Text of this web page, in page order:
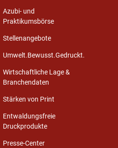
Azubi- und
Praktikumsbörse
Stellenangebote
Umwelt.Bewusst.Gedruckt.
Wirtschaftliche Lage &
Branchendaten
Stärken von Print
Entwaldungsfreie
Druckprodukte
Presse-Center